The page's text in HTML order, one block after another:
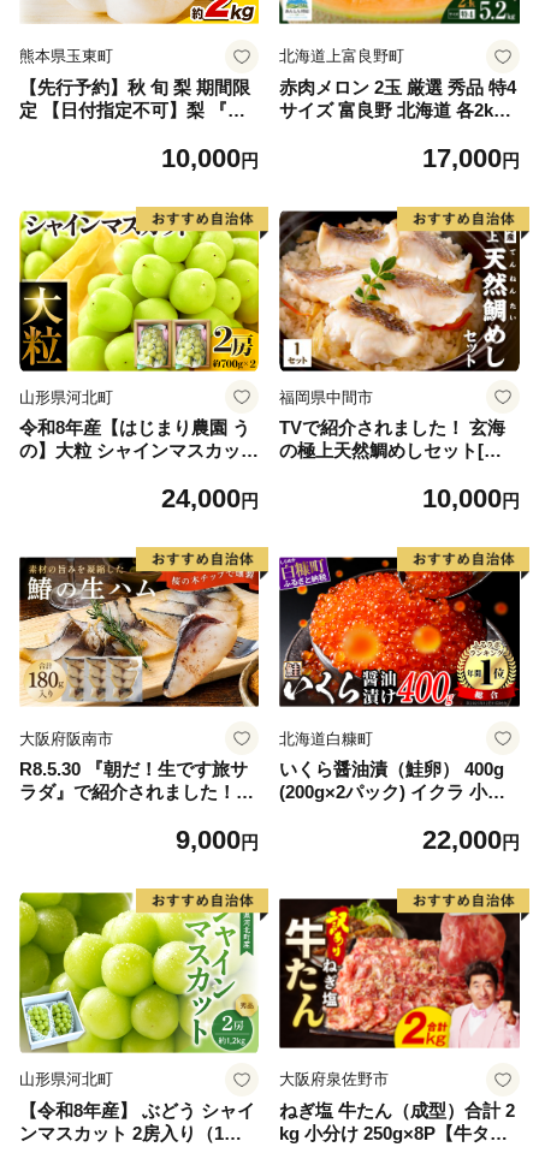
熊本県玉東町
【先行予約】秋 旬 梨 期間限
定 【日付指定不可】梨 『松
ぷり 約2kg 5-7玉前後 《7月
田農園』なし 果物 スイーツ
フルーツ デザート スムージ
ー SDG`s
10,000円
北海道上富良野町
赤肉メロン 2玉 厳選 秀品 特4
サイズ 富良野 北海道 各2kg
富良野 メロン めろん 果物 く
17,000円
山形県河北町
令和8年産【はじまり農園 う
の】大粒 シャインマスカット
河北町産 【河北町観光物産協
24,000円
福岡県中間市
TVで紹介されました！ 玄海
の極上天然鯛めしセット[鯛
だし]【010-0001】10,000円
大阪府阪南市
R8.5.30 『朝だ！生です旅サ
ラダ』で紹介されました！朝
生ハム ×3パック（1パックあ
9,000円
北海道白糠町
いくら醤油漬（鮭卵） 400g
(200g×2パック) イクラ 小分
くら醤油漬け 鮭 鮭卵 ikura
大好評品 北海道 白糠町
22,000円
山形県河北町
【令和8年産】 ぶどう シャイ
ンマスカット 2房入り（1房6
大阪府泉佐野市
ねぎ塩 牛たん（成型）合計 2
kg 小分け 250g×8P【牛タン